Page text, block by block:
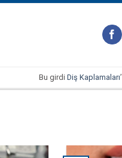
Bu girdi Diş Kaplamaları